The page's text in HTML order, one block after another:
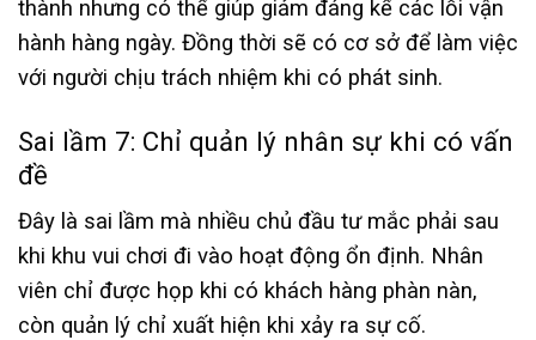
thành nhưng có thể giúp giảm đáng kể các lỗi vận
hành hàng ngày. Đồng thời sẽ có cơ sở để làm việc
với người chịu trách nhiệm khi có phát sinh.
Sai lầm 7: Chỉ quản lý nhân sự khi có vấn
đề
Đây là sai lầm mà nhiều chủ đầu tư mắc phải sau
khi khu vui chơi đi vào hoạt động ổn định. Nhân
viên chỉ được họp khi có khách hàng phàn nàn,
còn quản lý chỉ xuất hiện khi xảy ra sự cố.